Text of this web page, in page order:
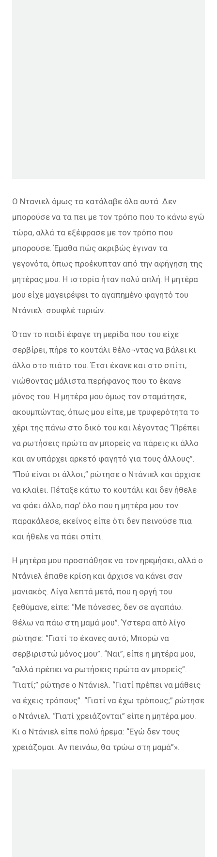
Ο Ντανιελ όμως τα κατάλαβε όλα αυτά. Δεν
μπορούσε να τα πει με τον τρόπο που το κάνω εγώ
τώρα, αλλά τα εξέφρασε με τον τρόπο που
μπορούσε. Έμαθα πώς ακριβώς έγιναν τα
γεγονότα, όπως προέκυπταν από την αφήγηση της
μητέρας μου. Η ιστορία ήταν πολύ απλή: Η μητέρα
μου είχε μαγειρέψει το αγαπημένο φαγητό του
Ντάνιελ: σουφλέ τυριών.
Όταν το παιδί έφαγε τη μερίδα που του είχε
σερβίρει, πήρε το κουτάλι θέλο¬ντας να βάλει κι
άλλο στο πιάτο του. Έτσι έκανε και στο σπίτι,
νιώθοντας μάλιστα περήφανος που το έκανε
μόνος του. Η μητέρα μου όμως τον σταμάτησε,
ακουμπώντας, όπως μου είπε, με τρυφερότητα το
χέρι της πάνω στο δικό του και λέγοντας “Πρέπει
να ρωτήσεις πρώτα αν μπορείς να πάρεις κι άλλο
και αν υπάρχει αρκετό φαγητό για τους άλλους”.
“Πού είναι οι άλλοι;” ρώτησε ο Ντάνιελ και άρχισε
να κλαίει. Πέταξε κάτω το κουτάλι και δεν ήθελε
να φάει άλλο, παρ’ όλο που η μητέρα μου τον
παρακάλεσε, εκείνος είπε ότι δεν πεινούσε πια
και ήθελε να πάει σπίτι.
Η μητέρα μου προσπάθησε να τον ηρεμήσει, αλλά ο
Ντάνιελ έπαθε κρίση και άρχισε να κάνει σαν
μανιακός. Λίγα λεπτά μετά, που η οργή του
ξεθύμανε, είπε: “Με πόνεσες, δεν σε αγαπάω.
Θέλω να πάω στη μαμά μου”. Ύστερα από λίγο
ρώτησε: “Γιατί το έκανες αυτό; Μπορώ να
σερβιριστώ μόνος μου”. “Ναι”, είπε η μητέρα μου,
“αλλά πρέπει να ρωτήσεις πρώτα αν μπορείς”.
“Γιατί;” ρώτησε ο Ντάνιελ. “Γιατί πρέπει να μάθεις
να έχεις τρόπους”. “Γιατί να έχω τρόπους;” ρώτησε
ο Ντάνιελ. “Γιατί χρειάζονται” είπε η μητέρα µου.
Κι ο Ντάνιελ είπε πολύ ήρεμα: “Εγώ δεν τους
χρειάζομαι. Αν πεινάω, θα τρώω στη μαμά”».